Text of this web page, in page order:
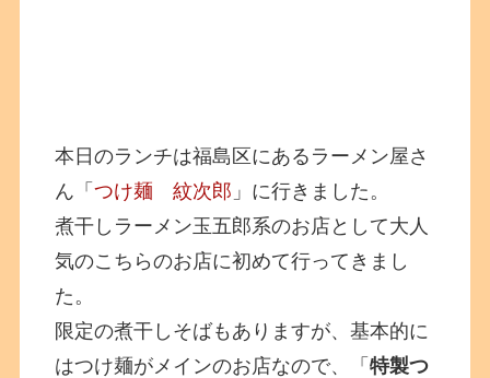
本日のランチは福島区にあるラーメン屋さ
ん「つけ麺 紋次郎 」に行きました。
煮干しラーメン玉五郎系のお店として大人
気のこちらのお店に初めて行ってきまし
た。
限定の煮干しそばもありますが、基本的に
はつけ麺がメインのお店なので、「特製つ